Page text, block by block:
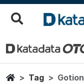
Gotion
Berita Terbaru
HomeTag Gotion